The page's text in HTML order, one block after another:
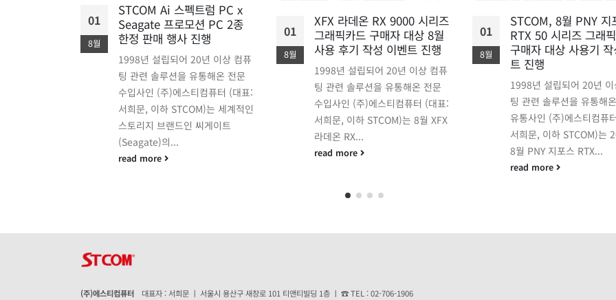
01
8월
STCOM Ai 스펙트럼 PC x
Seagate 프로모션 PC 2종
한정 판매 행사 진행
1998년 설립되어 20년 이상 컴퓨
팅 관련 솔루션을 유통해온 전문
수입사인 (주)에스티컴퓨터 (대표:
서희문, 이하 STCOM)는 세계적인
스토리지 브랜드인 씨게이트
(Seagate)의...
read more
01
8월
XFX 라데온 RX 9000 시리즈
그래픽카드 구매자 대상 8월
사용 후기 작성 이벤트 진행
1998년 설립되어 20년 이상 컴퓨
팅 관련 솔루션을 유통해온 전문
수입사인 (주)에스티컴퓨터 (대표:
서희문, 이하 STCOM)는 8월 XFX
라데온 RX...
read more
01
8월
STCOM, 8월 PNY 지
RTX 50 시리즈 그래
구매자 대상 사용기
트 진행
1998년 설립되어 20년
팅 관련 솔루션을 유통해
유통사인 (주)에스티컴퓨
서희문, 이하 STCOM)는
8월 PNY 지포스 RTX...
read more
(주)에스티컴퓨터 대표자 : 서희문 ㅣ 서울시 용산구 새창로 101 티앤티빌딩 1층 ㅣ ☎ TEL : 02-706-1906